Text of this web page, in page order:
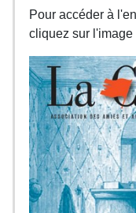
Pour accéder à
cliquez sur l'image